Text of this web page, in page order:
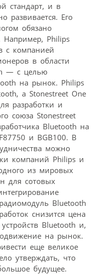
стандарт, и в
развивается. Его
обязано
Например, Philips
с компанией
в области
— с целью
на рынок. Philips
а Stonestreet One
разработки и
союза Stonestreet
Bluetooth на
и BGB100. В
можно
компаний Philips и
из мировых
для сотовых
Bluetooth
снизится цена
Bluetooth и,
на рынок.
еще великое
утверждать, что
будущее.